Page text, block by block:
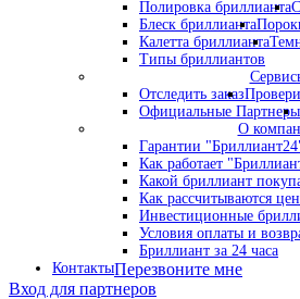
Полировка бриллианта
Блеск бриллианта
Калетта бриллианта
Типы бриллиантов
Отследить заказ
Официальные Партнеры
О
Гарантии
Как работает
Какой бриллиант
Как рассчитываются
Инвестиционные
Условия оплаты и
Бриллиант за 24 часа
КонтактыПерезвоните мне
Вход для партнеров